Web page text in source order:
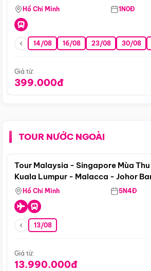
Hồ Chí Minh 1N0Đ
14/08 16/08 23/08 30/08
Giá từ:
399.000đ
TOUR NƯỚC NGOÀI
Tour Malaysia - Singapore Mùa Thu
Kuala Lumpur - Malacca - Johor
Singapore
Hồ Chí Minh 5N4Đ
13/08
Giá từ:
13.990.000đ